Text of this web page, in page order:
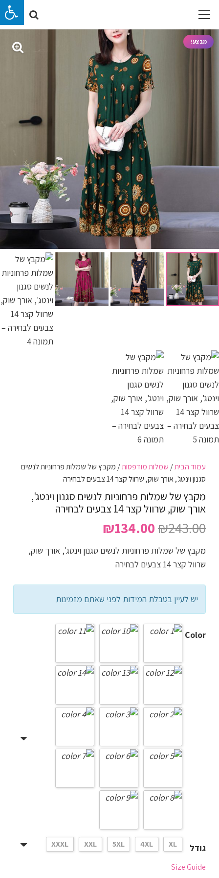
מבצע!
עמוד הבית/ שמלות מודפסות/ מקבץ של שמלות פרחוניות לנשים
סגנון וינטג', אורך שוק, שרוול קצר 14 צבעים לבחירה
מקבץ של שמלות פרחוניות לנשים סגנון וינטג',
אורך שוק, שרוול קצר 14 צבעים לבחירה
₪243.00 המחיר
היה:
₪243.00.
₪134.00
הוא:
מקבץ של שמלות פרחוניות לנשים סגנון וינטג', אורך שוק,
שרוול קצר 14 צבעים לבחירה
יש לעיין בטבלת המידות לפני שאתם מזמינות
Color
גודל XL
4XL
5XL
XXL
XXXL
Size Guide